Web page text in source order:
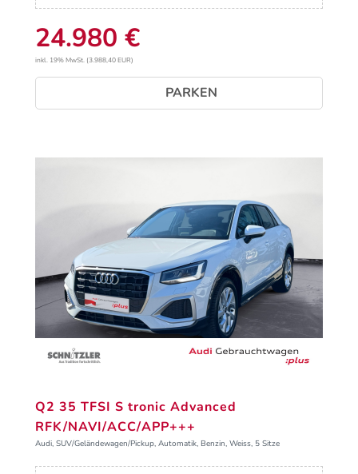
24.980 €
inkl. 19% MwSt. (3.988,40 EUR)
PARKEN
Q2 35 TFSI S tronic Advanced
RFK/NAVI/ACC/APP+++
Audi, SUV/Geländewagen/Pickup, Automatik, Benzin, Weiss, 5 Sitze